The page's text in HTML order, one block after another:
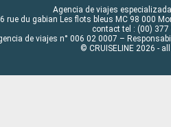
Agencia de viajes
rue du gabian Les flots bleus MC 98 000
contact tel : (00)
de viajes n° 006 02 0007 –
© CRUISELINE 2026 -